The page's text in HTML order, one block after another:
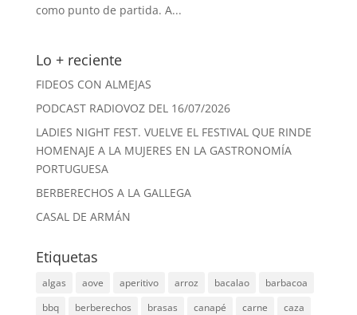
como punto de partida. A...
Lo + reciente
FIDEOS CON ALMEJAS
PODCAST RADIOVOZ DEL 16/07/2026
LADIES NIGHT FEST. VUELVE EL FESTIVAL QUE RINDE
HOMENAJE A LA MUJERES EN LA GASTRONOMÍA
PORTUGUESA
BERBERECHOS A LA GALLEGA
CASAL DE ARMÁN
Etiquetas
algas aove aperitivo arroz bacalao
barbacoa
bbq
berberechos brasas canapé carne
caza